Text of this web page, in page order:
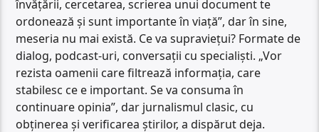
învățării, cercetarea, scrierea unui document te
ordonează și sunt importante în viață”, dar în sine,
meseria nu mai există. Ce va supraviețui? Formate de
dialog, podcast-uri, conversații cu specialiști. „Vor
rezista oamenii care filtrează informația, care
stabilesc ce e important. Se va consuma în
continuare opinia”, dar jurnalismul clasic, cu
obținerea și verificarea știrilor, a dispărut deja.